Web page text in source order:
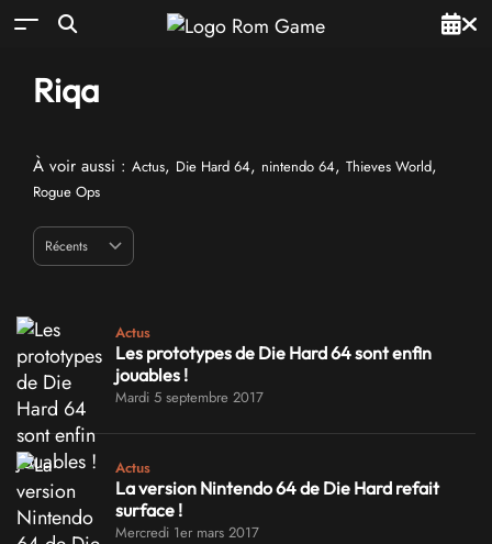
Riqa
À voir aussi : Actus, Die Hard 64, nintendo 64, Thieves World,
Rogue Ops
Actus
Les prototypes de Die Hard 64 sont enfin
jouables !
Mardi 5 septembre 2017
Actus
La version Nintendo 64 de Die Hard refait
surface !
Mercredi 1er mars 2017